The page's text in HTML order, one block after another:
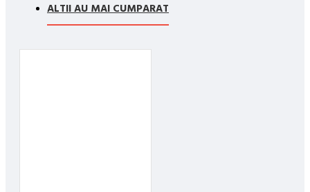
compania de curierat, care va livreaza comanda în decursul a 24-
48 ore din momentul confirmarii comenzii, daca aceasta a fost
comanda a fost facuta dupa ora 12:00, sambata sau duminica ne
ALTII AU MAI CUMPARAT